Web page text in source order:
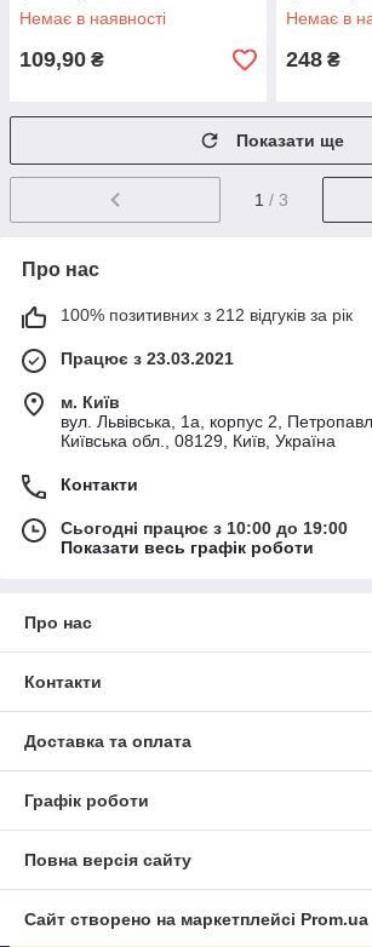
Немає в наявності
109,90 ₴
Немає в
248 ₴
Показати ще
1 / 3
Про нас
100% позитивних з 212 відгуків за рік
Працює з 23.03.2021
м. Київ
вул. Львівська, 1а, корпус 2,
Київська обл., 08129, Київ, Україна
Контакти
Сьогодні працює з 10:00 до 19:00
Показати весь графік роботи
Про нас
Контакти
Доставка та оплата
Графік роботи
Повна версія сайту
Сайт створено на маркетплейсі Prom.ua